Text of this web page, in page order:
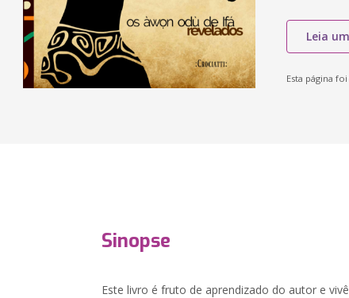
Leia
Esta página
Sinopse
Este livro é fruto de aprendizado do autor e